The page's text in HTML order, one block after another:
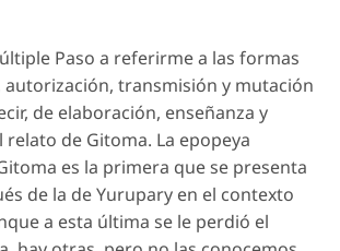
Paso a referirme a las formas
transmisión y mutación
de elaboración, enseñanza y
de Gitoma. La epopeya
es la primera que se presenta
de la de Yurupary en el contexto
a esta última se le perdió el